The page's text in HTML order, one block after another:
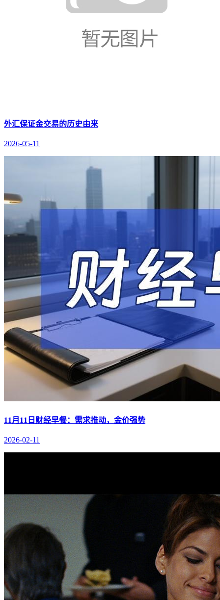
外汇保证金交易的历史由来
2026-05-11
11月11日财经早餐：需求推动，金价强势
2026-02-11